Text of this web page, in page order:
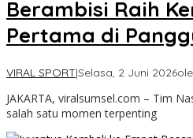
Berambisi Raih
Pertama di
VIRAL SPORT|Selasa, 2 Juni 2026
JAKARTA, viralsumsel.com – Tim
salah satu momen terpenting